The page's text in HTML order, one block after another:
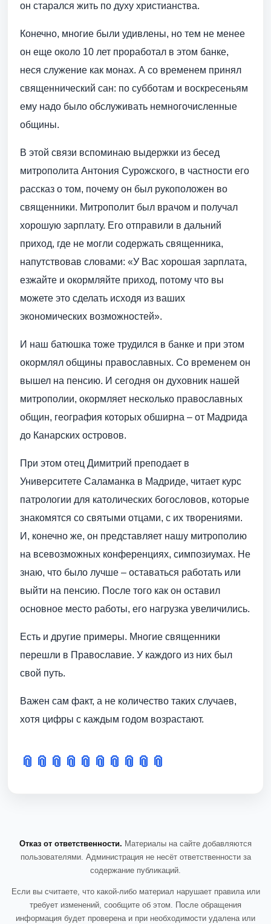
он старался жить по духу христианства.
Конечно, многие были удивлены, но тем не менее
он еще около 10 лет проработал в этом банке,
неся служение как монах. А со временем принял
священнический сан: по субботам и воскресеньям
ему надо было обслуживать немногочисленные
общины.
В этой связи вспоминаю выдержки из бесед
митрополита Антония Сурожского, в частности его
рассказ о том, почему он был рукоположен во
священники. Митрополит был врачом и получал
хорошую зарплату. Его отправили в дальний
приход, где не могли содержать священника,
напутствовав словами: «У Вас хорошая зарплата,
езжайте и окормляйте приход, потому что вы
можете это сделать исходя из ваших
экономических возможностей».
И наш батюшка тоже трудился в банке и при этом
окормлял общины православных. Со временем он
вышел на пенсию. И сегодня он духовник нашей
митрополии, окормляет несколько православных
общин, география которых обширна – от Мадрида
до Канарских островов.
При этом отец Димитрий преподает в
Университете Саламанка в Мадриде, читает курс
патрологии для католических богословов, которые
знакомятся со святыми отцами, с их творениями.
И, конечно же, он представляет нашу митрополию
на всевозможных конференциях, симпозиумах. Не
знаю, что было лучше – оставаться работать или
выйти на пенсию. После того как он оставил
основное место работы, его нагрузка увеличились.
Есть и другие примеры. Многие священники
перешли в Православие. У каждого из них был
свой путь.
Важен сам факт, а не количество таких случаев,
хотя цифры с каждым годом возрастают.
📎 📎 📎 📎 📎 📎 📎 📎 📎 📎
Отказ от ответственности. Материалы на сайте добавляются
пользователями. Администрация не несёт ответственности за
содержание публикаций.
Если вы считаете, что какой-либо материал нарушает правила или
требует изменений, сообщите об этом. После обращения
информация будет проверена и при необходимости удалена или